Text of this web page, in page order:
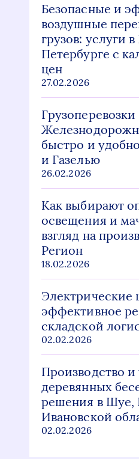
Безопасные и
воздушные
грузов: услуги
Петербурге с
цен
27.02.2026
Грузоперевозки
быстро и
и Газелью
26.02.2026
Как выбирают
освещения и
взгляд на
Регион
18.02.2026
Электрические
эффективное
складской
02.02.2026
Производство и
деревянных
решения в Шуе,
Ивановской
02.02.2026